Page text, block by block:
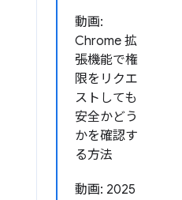
動画:
Chrome 拡
張機能で権
限をリクエ
ストしても
安全かどう
かを確認す
る方法
動画: 2025